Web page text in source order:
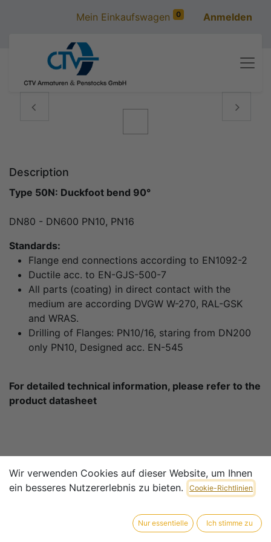
Mein Einkaufswagen 0 Anmelden
Vorige
Description
Type 50N: Duckfoot bend 90°
DN80 - DN600 PN10, PN16
Standards:
Flange end connections according to EN1092-2
Ductile acc. to EN-GJS-500-7
All parts (coating) in direct contact with the
medium are according DVGW W-270, RAL-GSK
and WRAS.
Drilling of Flanges: PN10/16, staring from DN200
only PN10, Designed acc. EN-545
For detailed technical information, please refer to the
product datasheet
Datasheet
50N-80-600-50XR-65
Wir verwenden Cookies auf dieser Website, um Ihnen
ein besseres Nutzererlebnis zu bieten.
Cookie-Richtlinien
Nur essentielle Ich stimme zu